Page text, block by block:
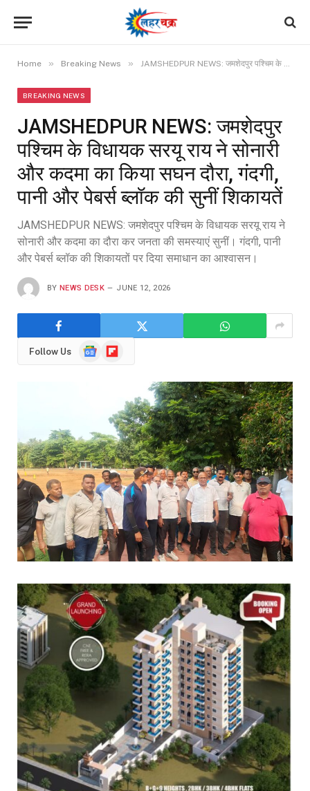
Home » Breaking News » JAMSHEDPUR NEWS: जमशेदपुर पश्चिम के विधायक सरयू राय ने सोनारी और कदमा का किया सघन दौरा, गंदगी, पानी और पेबर्स ब्लॉक की सुनीं शिकायतें
BREAKING NEWS
JAMSHEDPUR NEWS: जमशेदपुर
पश्चिम के विधायक सरयू राय ने सोनारी
और कदमा का किया सघन दौरा, गंदगी,
पानी और पेबर्स ब्लॉक की सुनीं शिकायतें
JAMSHEDPUR NEWS: जमशेदपुर पश्चिम के विधायक सरयू राय ने
सोनारी और कदमा का दौरा कर जनता की समस्याएं सुनीं। गंदगी, पानी
और पेबर्स ब्लॉक की शिकायतों पर दिया समाधान का आश्वासन।
BY NEWS DESK JUNE 12, 2026
Follow Us
GoogleFlipboard